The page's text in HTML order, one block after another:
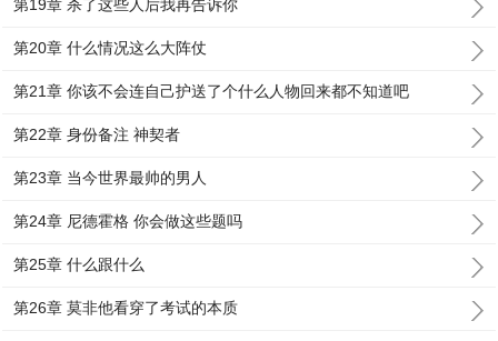
第19章 杀了这些人后我再告诉你
第20章 什么情况这么大阵仗
第21章 你该不会连自己护送了个什么人物回来都不知道吧
第22章 身份备注 神契者
第23章 当今世界最帅的男人
第24章 尼德霍格 你会做这些题吗
第25章 什么跟什么
第26章 莫非他看穿了考试的本质